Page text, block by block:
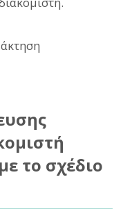
το σχέδιο